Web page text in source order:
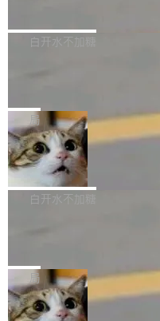
w 不要求标准普通话，方言识
容提供的字体时出现的几个问
质的最低采样率）的音频格式
SS 圆角虚线样式中可能存在
的图像元素不在同一个子树中
联 加...
发布的 Release Notes，他
最强的若干项。对于尚未正式
通过拉取过去一年内（从 PG
至今）的所有 commit，同样
经过人工复核，准确度令人
社区爱好者提供了高效跟踪
白开水不加糖
维护工作一直与我的日常工
和休闲娱乐竞争时间。" 这是
ebastian Pipping 写在博客里
他宣布了一个新消息：从
他可以全职维护 libexpat 了
库之一。你的操作系统、浏览
施软件，很可能都在用它。而
的人一直在用业余...
局
Firefox 153.0.3 发布
Firefox 153.0.3 现已发布，
下： New Smart Window 包
i> <li>现在，助手可以直接使用 Exa 的网络搜索
结果回答问题，而无需将问题
白开水不加糖
的 npm 包。项目的核心论点
ent 计算。真正适合的，是
工程师在这件事上没什么可
局
OpenAI 公开邮件和聊天记